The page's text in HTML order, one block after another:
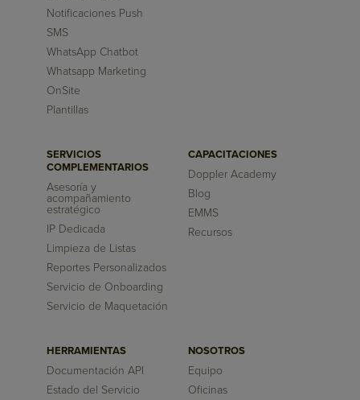
Notificaciones Push
SMS
WhatsApp Chatbot
Whatsapp Marketing
OnSite
Plantillas
SERVICIOS
COMPLEMENTARIOS
Asesoría y
acompañamiento
estratégico
IP Dedicada
Limpieza de Listas
Reportes Personalizados
Servicio de Onboarding
Servicio de Maquetación
CAPACITACIONES
Doppler Academy
Blog
EMMS
Recursos
HERRAMIENTAS
Documentación API
Estado del Servicio
NOSOTROS
Equipo
Oficinas